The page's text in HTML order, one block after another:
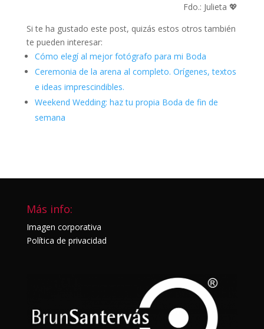
Fdo.: Julieta 💖
Si te ha gustado este post, quizás estos otros también
te pueden interesar:
Cómo elegí al mejor fotógrafo para mi Boda
Ceremonia de la arena al completo. Orígenes, textos
e ideas imprescindibles.
Weekend Wedding: haz tu propia Boda de fin de
semana
Más info:
Imagen corporativa
Política de privacidad